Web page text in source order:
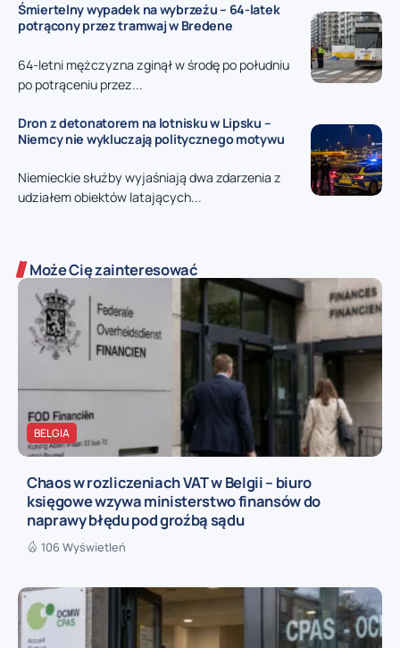
Śmiertelny wypadek na wybrzeżu – 64-latek
potrącony przez tramwaj w Bredene
64-letni mężczyzna zginął w środę po południu
po potrąceniu przez...
Dron z detonatorem na lotnisku w Lipsku –
Niemcy nie wykluczają politycznego motywu
Niemieckie służby wyjaśniają dwa zdarzenia z
udziałem obiektów latających...
Może Cię zainteresować
BELGIA
Chaos w rozliczeniach VAT w Belgii – biuro
księgowe wzywa ministerstwo finansów do
naprawy błędu pod groźbą sądu
106 Wyświetleń